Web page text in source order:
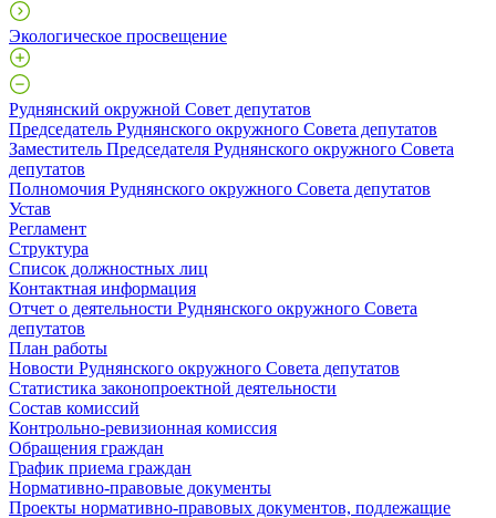
Экологическое просвещение
Руднянский окружной Совет депутатов
Председатель Руднянского окружного Совета депутатов
Заместитель Председателя Руднянского окружного Совета
депутатов
Полномочия Руднянского окружного Совета депутатов
Устав
Регламент
Структура
Список должностных лиц
Контактная информация
Отчет о деятельности Руднянского окружного Совета
депутатов
План работы
Новости Руднянского окружного Совета депутатов
Статистика законопроектной деятельности
Состав комиссий
Контрольно-ревизионная комиссия
Обращения граждан
График приема граждан
Нормативно-правовые документы
Проекты нормативно-правовых документов, подлежащие